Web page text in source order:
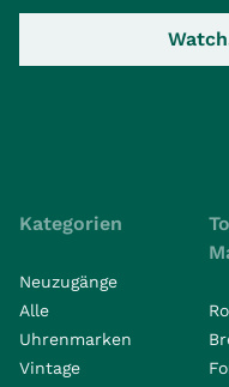
Kategorien
Neuzugänge
Alle
Uhrenmarken
Vintage